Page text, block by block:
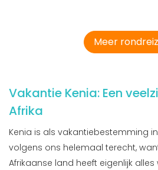
Meer
Vakantie Kenia: Een
Afrika
Kenia is als vakantiebestemming
volgens ons helemaal terecht,
Afrikaanse land heeft eigenlijk